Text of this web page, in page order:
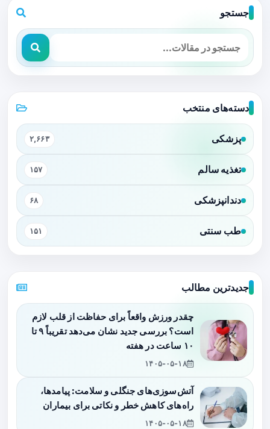
جستجو
دسته‌های منتخب
پزشکی ۲,۶۶۳
تغذیه سالم ۱۵۷
دندانپزشکی ۶۸
طب سنتی ۱۵۱
جدیدترین مطالب
چقدر ورزش واقعاً برای حفاظت از قلب لازم
است؟ بررسی جدید نشان می‌دهد تقریباً ۹ تا
۱۰ ساعت در هفته
۱۴۰۵-۰۵-۱۸
آتش‌سوزی‌های جنگلی و سلامت: پیامدها،
راه‌های کاهش خطر و نکاتی برای بیماران
۱۴۰۵-۰۵-۱۸